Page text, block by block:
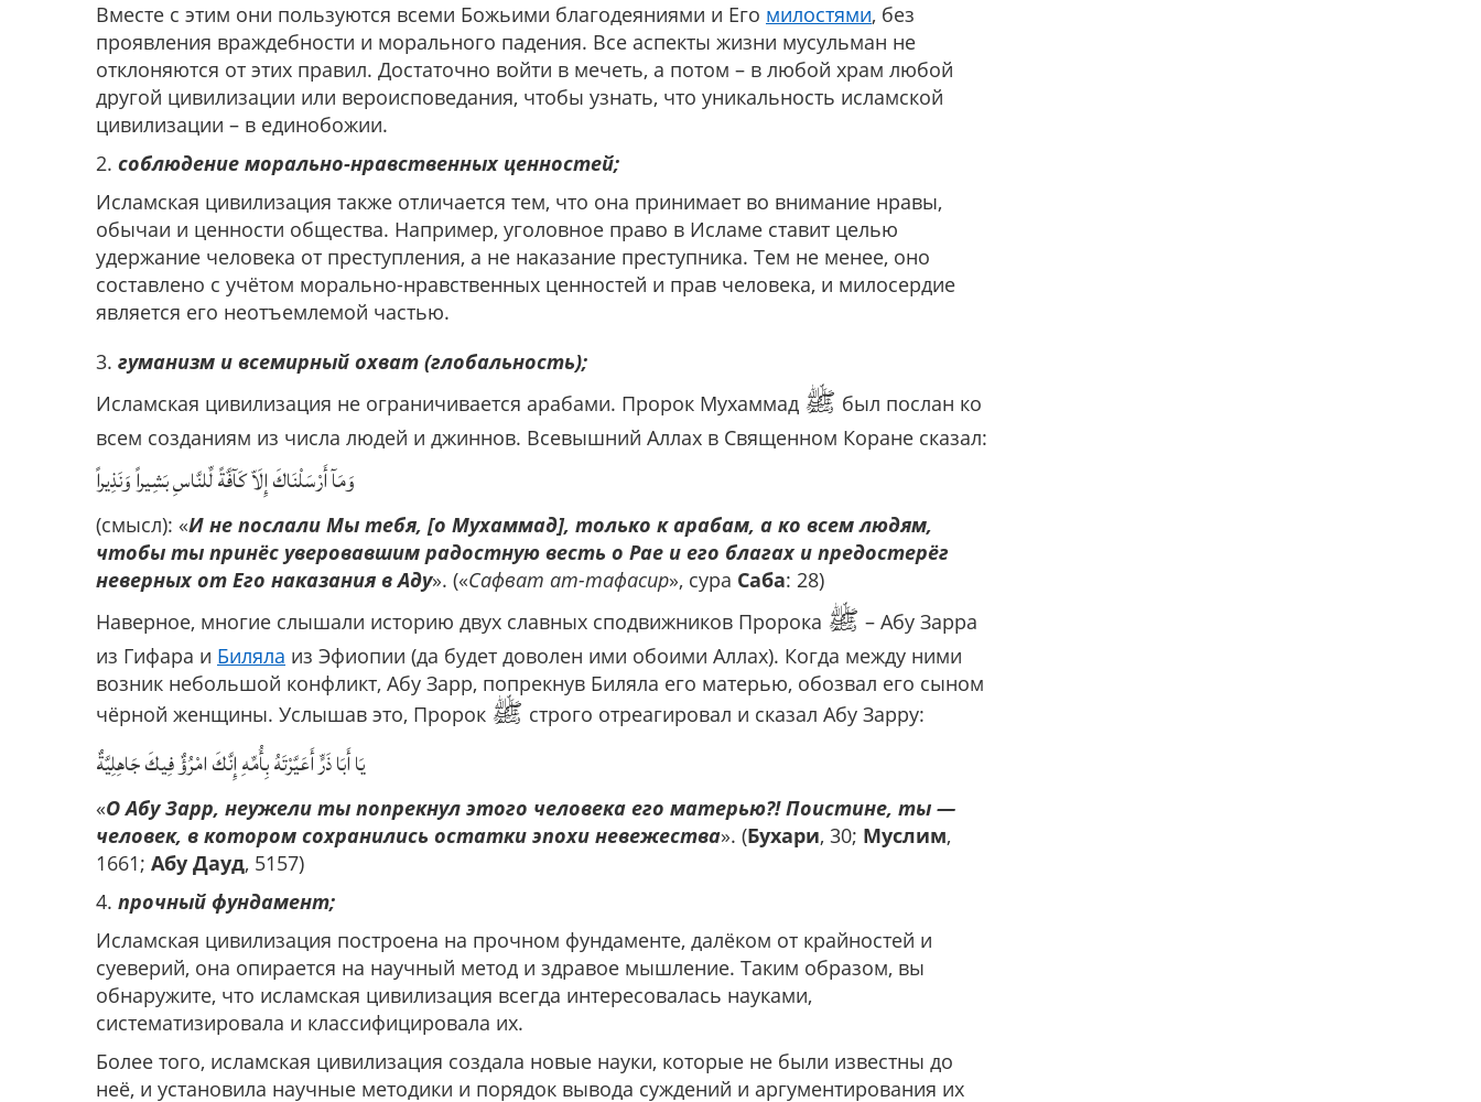
Вместе с этим они пользуются всеми Божьими благодеяниями и Его милостями, без
проявления враждебности и морального падения. Все аспекты жизни мусульман не
отклоняются от этих правил. Достаточно войти в мечеть, а потом – в любой храм любой
другой цивилизации или вероисповедания, чтобы узнать, что уникальность исламской
цивилизации – в единобожии.
2. соблюдение морально-нравственных ценностей;
Исламская цивилизация также отличается тем, что она принимает во внимание нравы,
обычаи и ценности общества. Например, уголовное право в Исламе ставит целью
удержание человека от преступления, а не наказание преступника. Тем не менее, оно
составлено с учётом морально-нравственных ценностей и прав человека, и милосердие
является его неотъемлемой частью.
3. гуманизм и всемирный охват (глобальность);
Исламская цивилизация не ограничивается арабами. Пророк Мухаммад ﷺ был послан ко
всем созданиям из числа людей и джиннов. Всевышний Аллах в Священном Коране сказал:
وَمَآ أَرْسَلْنَاكَ ‌إِلَاّ ‌كَآفَّةً ‌لِّلنَّاسِ بَشِيراً وَنَذِيراً
(смысл): «И не послали Мы тебя, [о Мухаммад], только к арабам, а ко всем людям,
чтобы ты принёс уверовавшим радостную весть о Рае и его благах и предостерёг
неверных от Его наказания в Аду». («Сафват ат-тафасир», сура Саба: 28)
Наверное, многие слышали историю двух славных сподвижников Пророка ﷺ – Абу Зарра
из Гифара и Биляла из Эфиопии (да будет доволен ими обоими Аллах). Когда между ними
возник небольшой конфликт, Абу Зарр, попрекнув Биляла его матерью, обозвал его сыном
чёрной женщины. Услышав это, Пророк ﷺ строго отреагировал и сказал Абу Зарру:
يَا أَبَا ذَرٍّ أَعَيَّرْتَهُ بِأُمِّهِ إِنَّكَ امْرُؤٌ فِيكَ جَاهِلِيَّةٌ
«О Абу Зарр, неужели ты попрекнул этого человека его матерью?! Поистине, ты —
человек, в котором сохранились остатки эпохи невежества». (Бухари, 30; Муслим,
1661; Абу Дауд, 5157)
4. прочный фундамент;
Исламская цивилизация построена на прочном фундаменте, далёком от крайностей и
суеверий, она опирается на научный метод и здравое мышление. Таким образом, вы
обнаружите, что исламская цивилизация всегда интересовалась науками,
систематизировала и классифицировала их.
Более того, исламская цивилизация создала новые науки, которые не были известны до
неё, и установила научные методики и порядок вывода суждений и аргументирования их